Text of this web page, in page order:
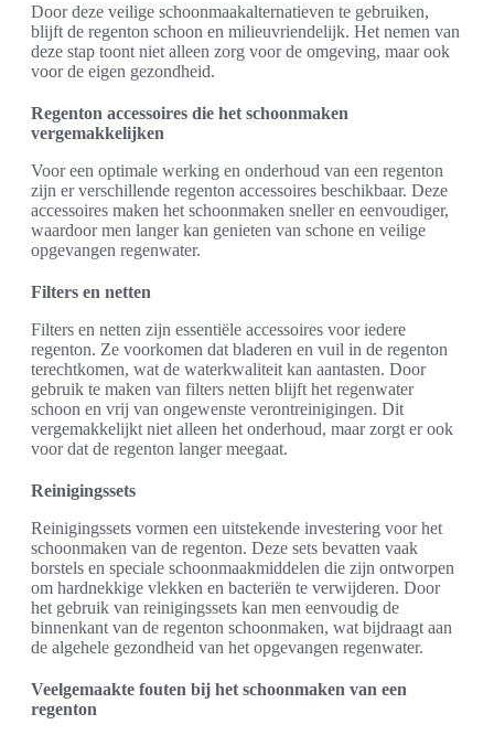
Door deze veilige schoonmaakalternatieven te gebruiken,
blijft de regenton schoon en milieuvriendelijk. Het nemen van
deze stap toont niet alleen zorg voor de omgeving, maar ook
voor de eigen gezondheid.
Regenton accessoires die het schoonmaken
vergemakkelijken
Voor een optimale werking en onderhoud van een regenton
zijn er verschillende regenton accessoires beschikbaar. Deze
accessoires maken het schoonmaken sneller en eenvoudiger,
waardoor men langer kan genieten van schone en veilige
opgevangen regenwater.
Filters en netten
Filters en netten zijn essentiële accessoires voor iedere
regenton. Ze voorkomen dat bladeren en vuil in de regenton
terechtkomen, wat de waterkwaliteit kan aantasten. Door
gebruik te maken van filters netten blijft het regenwater
schoon en vrij van ongewenste verontreinigingen. Dit
vergemakkelijkt niet alleen het onderhoud, maar zorgt er ook
voor dat de regenton langer meegaat.
Reinigingssets
Reinigingssets vormen een uitstekende investering voor het
schoonmaken van de regenton. Deze sets bevatten vaak
borstels en speciale schoonmaakmiddelen die zijn ontworpen
om hardnekkige vlekken en bacteriën te verwijderen. Door
het gebruik van reinigingssets kan men eenvoudig de
binnenkant van de regenton schoonmaken, wat bijdraagt aan
de algehele gezondheid van het opgevangen regenwater.
Veelgemaakte fouten bij het schoonmaken van een
regenton